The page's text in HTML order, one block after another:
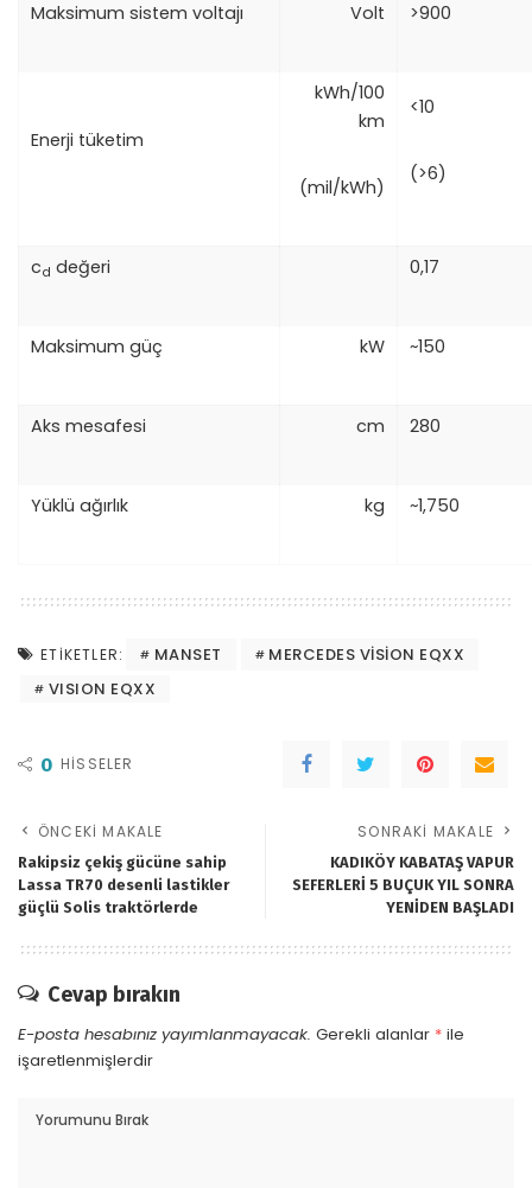
Maksimum sistem voltajı Volt >900
Enerji tüketim
kWh/100
km
(mil/kWh)
<10
(>6)
cd değeri 0,17
Maksimum güç kW ~150
Aks mesafesi cm 280
Yüklü ağırlık kg ~1,750
ETIKETLER: MANSET
MERCEDES VISION EQXX
VISION EQXX
0 HISSELER
ÖNCEKI MAKALE
Rakipsiz çekiş gücüne sahip
Lassa TR70 desenli lastikler
güçlü Solis traktörlerde
SONRAKI MAKALE
KADIKÖY KABATAŞ VAPUR
SEFERLERİ 5 BUÇUK YIL SONRA
YENİDEN BAŞLADI
Cevap bırakın
E-posta hesabınız yayımlanmayacak. Gerekli alanlar * ile
işaretlenmişlerdir